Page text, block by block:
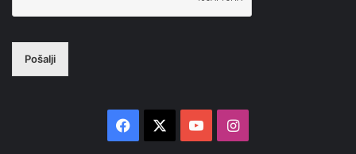
Pošalji
Facebook YouTubeInstagram